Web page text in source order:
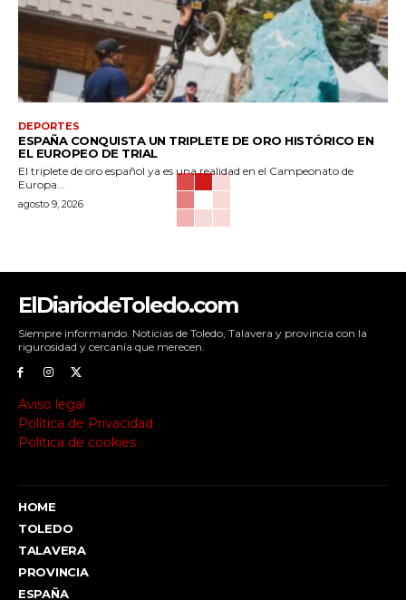
DEPORTES
ESPAÑA CONQUISTA UN TRIPLETE DE ORO HISTÓRICO EN
EL EUROPEO DE TRIAL
El triplete de oro español ya es una realidad en el Campeonato de
Europa...
agosto 9, 2026
ElDiariodeToledo.com
Siempre informando. Noticias de Toledo, Talavera y provincia con la
rigurosidad y cercanía que merecen.
Aviso legal
Política de Privacidad
Política de cookies
HOME
TOLEDO
TALAVERA
PROVINCIA
ESPAÑA